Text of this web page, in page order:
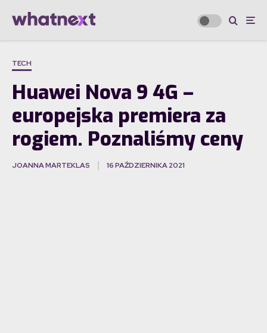
TECH
Huawei Nova 9 4G –
europejska premiera za
rogiem. Poznaliśmy ceny
JOANNA MARTEKLAS 16 PAŹDZIERNIKA 2021